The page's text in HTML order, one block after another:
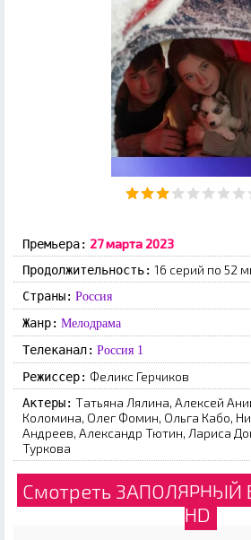
Премьера: 27 марта 2023
Продолжительность: 16 серий по 52
Страны: Россия
Жанр: Мелодрама
Телеканал: Россия 1
Режиссер: Феликс Герчиков
Актеры: Татьяна Лялина, Алексей
Коломина, Олег Фомин, Ольга Кабо,
Андреев, Александр Тютин, Лариса
Туркова
Смотреть ЗАПОЛЯРНЫЙ
HD